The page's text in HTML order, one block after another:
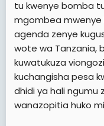
r
tu kwenye bomba
mgombea mwenye
agenda zenye
wote wa Tanzania,
kuwatukuza
kuchangisha pesa
dhidi ya hali ngumu
wanazopitia huko